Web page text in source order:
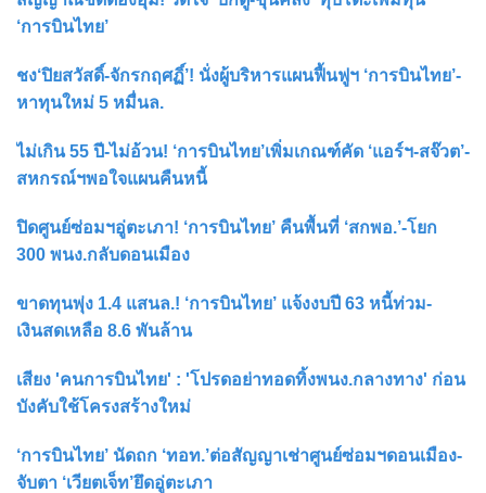
‘การบินไทย’
ชง‘ปิยสวัสดิ์-จักรกฤศฏิ์’! นั่งผู้บริหารแผนฟื้นฟูฯ ‘การบินไทย’-
หาทุนใหม่ 5 หมื่นล.
ไม่เกิน 55 ปี-ไม่อ้วน! ‘การบินไทย’เพิ่มเกณฑ์คัด ‘แอร์ฯ-สจ๊วต’-
สหกรณ์ฯพอใจแผนคืนหนี้
ปิดศูนย์ซ่อมฯอู่ตะเภา! ‘การบินไทย’ คืนพื้นที่ ‘สกพอ.’-โยก
300 พนง.กลับดอนเมือง
ขาดทุนพุ่ง 1.4 แสนล.! ‘การบินไทย’ แจ้งงบปี 63 หนี้ท่วม-
เงินสดเหลือ 8.6 พันล้าน
เสียง 'คนการบินไทย' : 'โปรดอย่าทอดทิ้งพนง.กลางทาง' ก่อน
บังคับใช้โครงสร้างใหม่
‘การบินไทย’ นัดถก ‘ทอท.’ต่อสัญญาเช่าศูนย์ซ่อมฯดอนเมือง-
จับตา ‘เวียตเจ็ท’ยึดอู่ตะเภา